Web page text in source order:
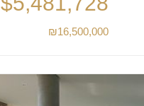
₪16,500,000